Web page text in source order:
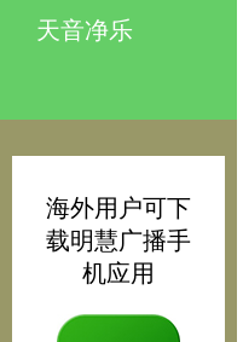
天音净乐
海外用户可下
载明慧广播手
机应用